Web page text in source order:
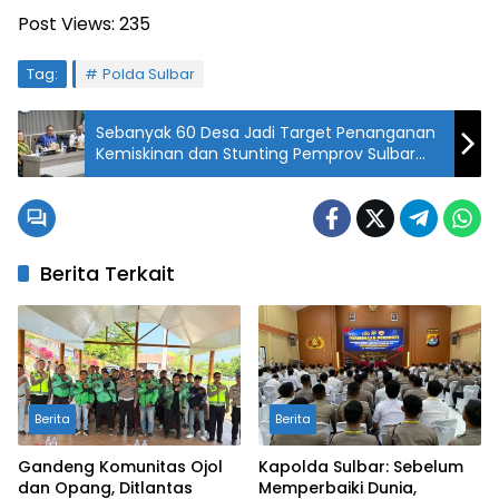
Post Views: 235
Tag: Polda Sulbar
Sebanyak 60 Desa Jadi Target Penanganan
Kemiskinan dan Stunting Pemprov Sulbar
Tahun 2026
Berita Terkait
Berita
Gandeng Komunitas Ojol
dan Opang, Ditlantas
Berita
Kapolda Sulbar: Sebelum
Memperbaiki Dunia,